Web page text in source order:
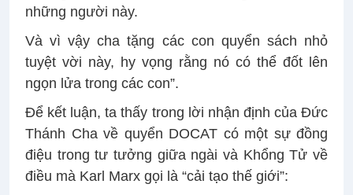
những người này.
Và vì vậy cha tặng các con quyển sách nhỏ
tuyệt vời này, hy vọng rằng nó có thể đốt lên
ngọn lửa trong các con”.
Để kết luận, ta thấy trong lời nhận định của Đức
Thánh Cha về quyển DOCAT có một sự đồng
điệu trong tư tưởng giữa ngài và Khổng Tử về
điều mà Karl Marx gọi là “cải tạo thế giới”: